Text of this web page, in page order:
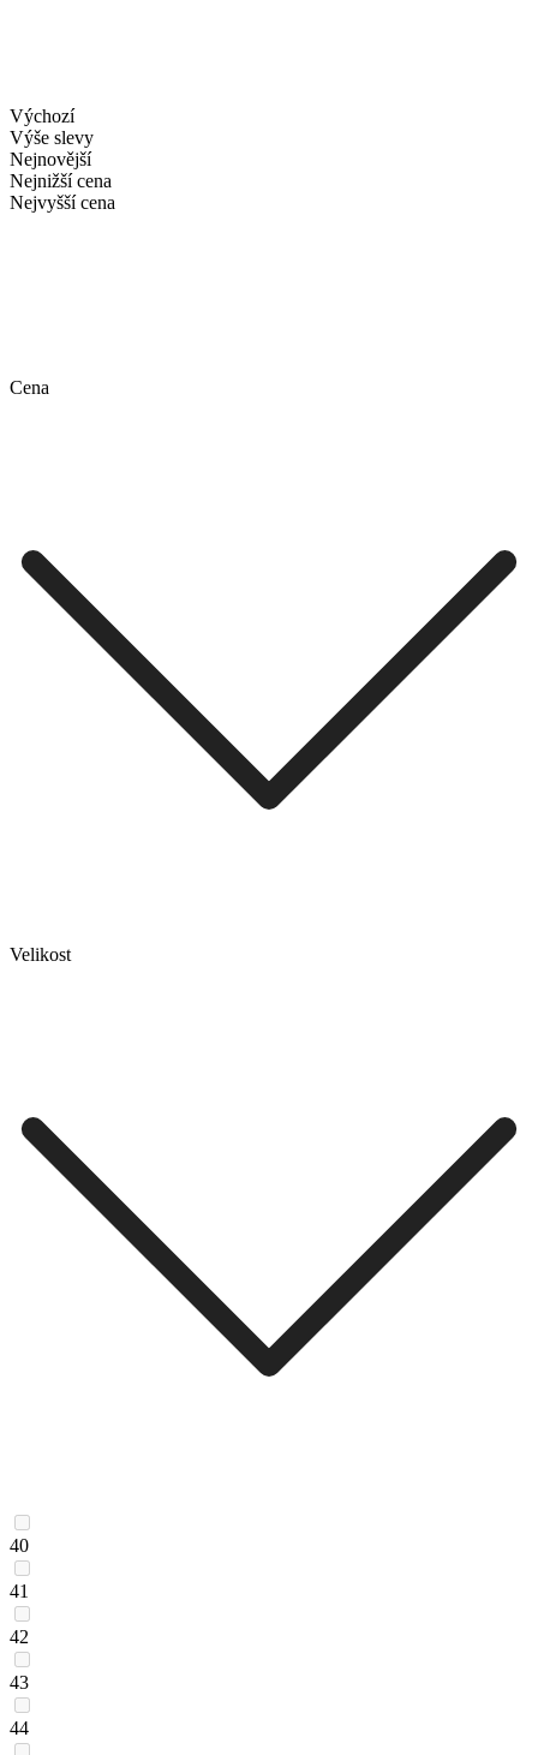
Výchozí
Výše slevy
Nejnovější
Nejnižší cena
Nejvyšší cena
Cena
Velikost
40
41
42
43
44